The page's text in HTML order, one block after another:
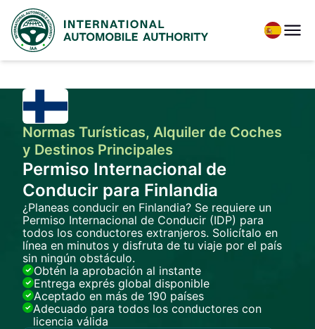
Normas Turísticas, Alquiler de Coches
y Destinos Principales
Permiso Internacional de
Conducir para Finlandia
¿Planeas conducir en Finlandia? Se requiere un
Permiso Internacional de Conducir (IDP) para
todos los conductores extranjeros. Solicítalo en
línea en minutos y disfruta de tu viaje por el país
sin ningún obstáculo.
Obtén la aprobación al instante
Entrega exprés global disponible
Aceptado en más de 190 países
Adecuado para todos los conductores con
licencia válida